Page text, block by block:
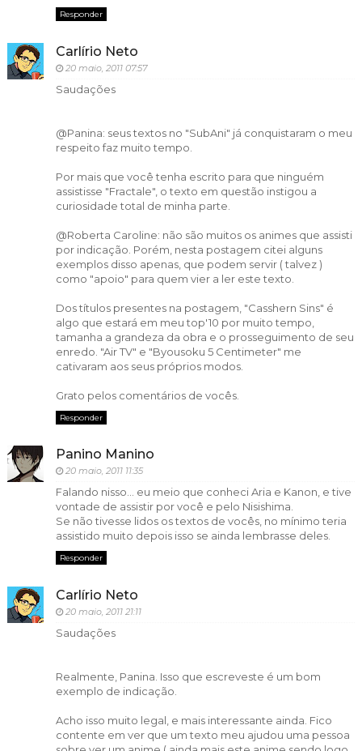
Responder
Carlírio Neto
20 maio, 2011 07:57
Saudações
@Panina: seus textos no "SubAni" já conquistaram o meu
respeito faz muito tempo.
Por mais que você tenha escrito para que ninguém
assistisse "Fractale", o texto em questão instigou a
curiosidade total de minha parte.
@Roberta Caroline: não são muitos os animes que assisti
por indicação. Porém, nesta postagem citei alguns
exemplos disso apenas, que podem servir ( talvez )
como "apoio" para quem vier a ler este texto.
Dos títulos presentes na postagem, "Casshern Sins" é
algo que estará em meu top'10 por muito tempo,
tamanha a grandeza da obra e o prosseguimento de seu
enredo. "Air TV" e "Byousoku 5 Centimeter" me
cativaram aos seus próprios modos.
Grato pelos comentários de vocês.
Responder
Panino Manino
20 maio, 2011 11:35
Falando nisso... eu meio que conheci Aria e Kanon, e tive
vontade de assistir por você e pelo Nisishima.
Se não tivesse lidos os textos de vocês, no mínimo teria
assistido muito depois isso se ainda lembrasse deles.
Responder
Carlírio Neto
20 maio, 2011 21:11
Saudações
Realmente, Panina. Isso que escreveste é um bom
exemplo de indicação.
Acho isso muito legal, e mais interessante ainda. Fico
contente em ver que um texto meu ajudou uma pessoa